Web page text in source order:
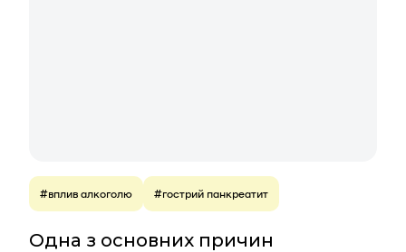
#вплив алкоголю #гострий панкреатит
Одна з основних причин